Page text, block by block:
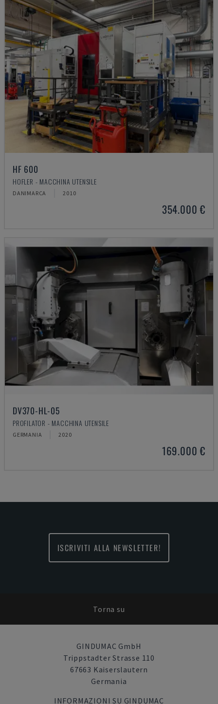
HF 600
HOFLER - MACCHINA UTENSILE
DANIMARCA 2010
354.000 €
DV370-HL-05
PROFILATOR - MACCHINA UTENSILE
GERMANIA 2020
169.000 €
ISCRIVITI ALLA NEWSLETTER!
Torna su
GINDUMAC GmbH
Trippstadter Strasse 110
67663 Kaiserslautern
Germania
INFORMAZIONI SU GINDUMAC